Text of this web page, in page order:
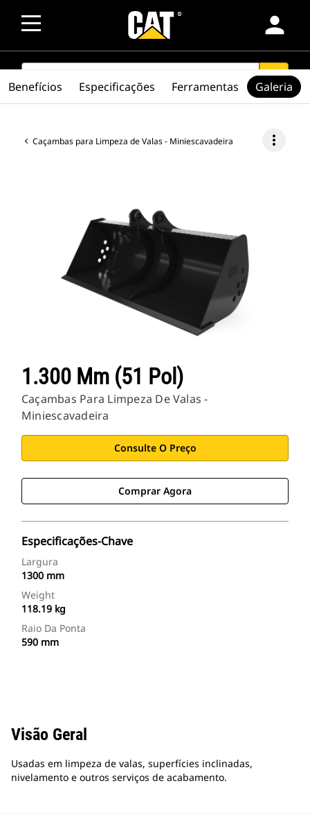
person
SEARCH search
Caçambas para Limpeza de Valas - Miniescavadeira more_vert
1.300 Mm (51 Pol)
Caçambas Para Limpeza De Valas -
Miniescavadeira
Consulte O Preço
Comprar Agora
Especificações-Chave
Largura
1300 mm
Weight
118.19 kg
Raio Da Ponta
590 mm
Benefícios Especificações Ferramentas Galeria
Visão Geral
Usadas em limpeza de valas, superfícies inclinadas,
nivelamento e outros serviços de acabamento.